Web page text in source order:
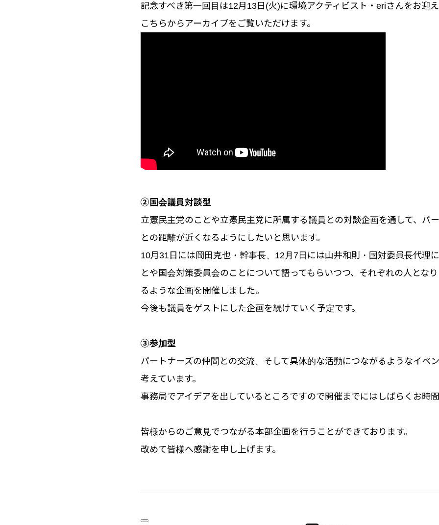
記念すべき第一回目は12月13日(火)に環境アクティビスト・eriさんをお迎え
こちらからアーカイブをご覧いただけます。
②国会議員対談型
立憲民主党のことや立憲民主党に所属する議員との対談企画を通して、パ
との距離が近くなるようにしたいと思います。
10月31日には岡田克也・幹事長、12月7日には山井和則・国対委員長代理
とや国会対策委員会のことについて語ってもらいつつ、それぞれの人とな
るような企画を開催しました。
今後も議員をゲストにした企画を続けていく予定です。
③参加型
パートナーズの仲間との交流、そして具体的な活動につながるようなイベ
考えています。
事務局でアイデアを出しているところですので開催までにはしばらくお時間
皆様からのご意見でつながる本部企画を行うことができております。
改めて皆様へ感謝を申し上げます。